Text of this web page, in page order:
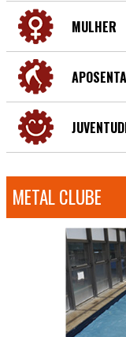
MULHER
METAL CLUBE